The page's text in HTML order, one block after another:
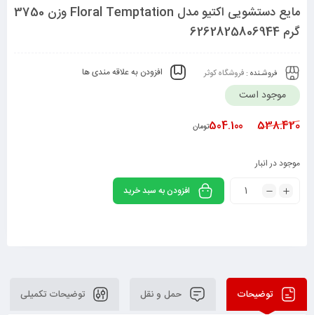
مایع دستشویی اکتیو مدل Floral Temptation وزن 3750
گرم 6262825806944
فروشـنده : فروشگاه کوثر افزودن به علاقه مندی ها
موجود است
538.420
504.100تومان
موجود در انبار
افزودن به سبد خرید
توضیحات حمل و نقل توضیحات تکمیلی